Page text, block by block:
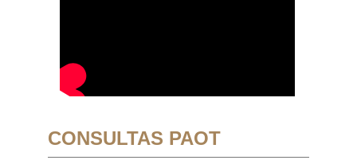
CONSULTAS PAOT